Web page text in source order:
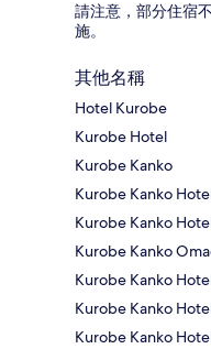
請注意，部分住宿
施。
其他名稱
Hotel Kurobe
Kurobe Hotel
Kurobe Kanko
Kurobe Kanko
Kurobe Kanko
Kurobe Kanko
Kurobe Kanko
Kurobe Kanko
Kurobe Kanko